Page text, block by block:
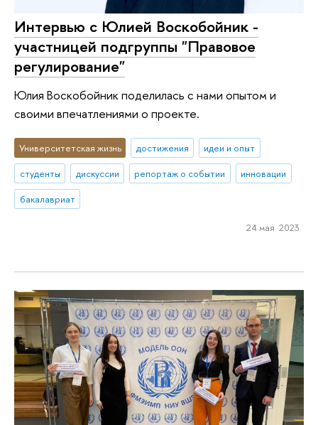
Интервью с Юлией Воскобойник -
участницей подгруппы "Правовое
регулирование"
Юлия Воскобойник поделилась с нами опытом и
своими впечатлениями о проекте.
Университетская жизнь достижения
идеи и опыт
студенты
дискуссии репортаж о событии
инновации
бакалавриат
24 мая 2023